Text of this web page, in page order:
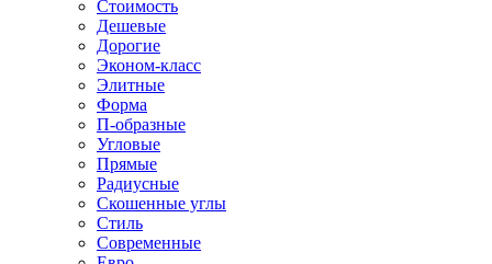
Стоимость
Дешевые
Дорогие
Эконом-класс
Элитные
Форма
П-образные
Угловые
Прямые
Радиусные
Скошенные углы
Стиль
Современные